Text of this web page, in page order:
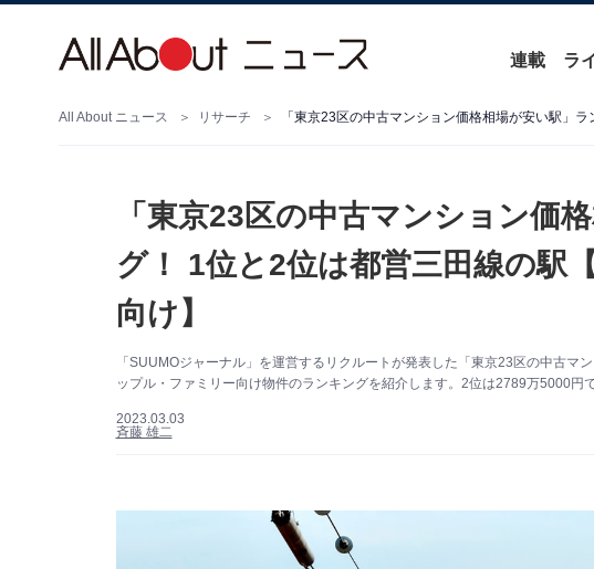
連載 ラ
All About ニュース リサーチ
「東京23区の中古マンション価
グ！ 1位と2位は都営三田線の駅
向け】
「SUUMOジャーナル」を運営するリクルートが発表した「東京23区の中古マ
ップル・ファミリー向け物件のランキングを紹介します。2位は2789万5000円
2023.03.03
斉藤 雄二